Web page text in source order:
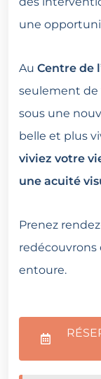
une
Au Centre de
seulement de
sous une
belle et plus
viviez votre
une acuité
Prenez
entoure.